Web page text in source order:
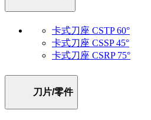
卡式刀座 CSTP 60°
卡式刀座 CSSP 45°
卡式刀座 CSRP 75°
刀片/零件